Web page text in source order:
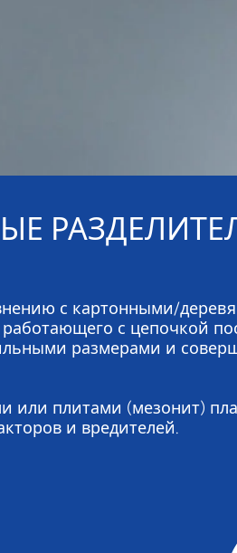
с картонными/
с цепочкой
размерами и
плитами (мезонит)
и вредителей.